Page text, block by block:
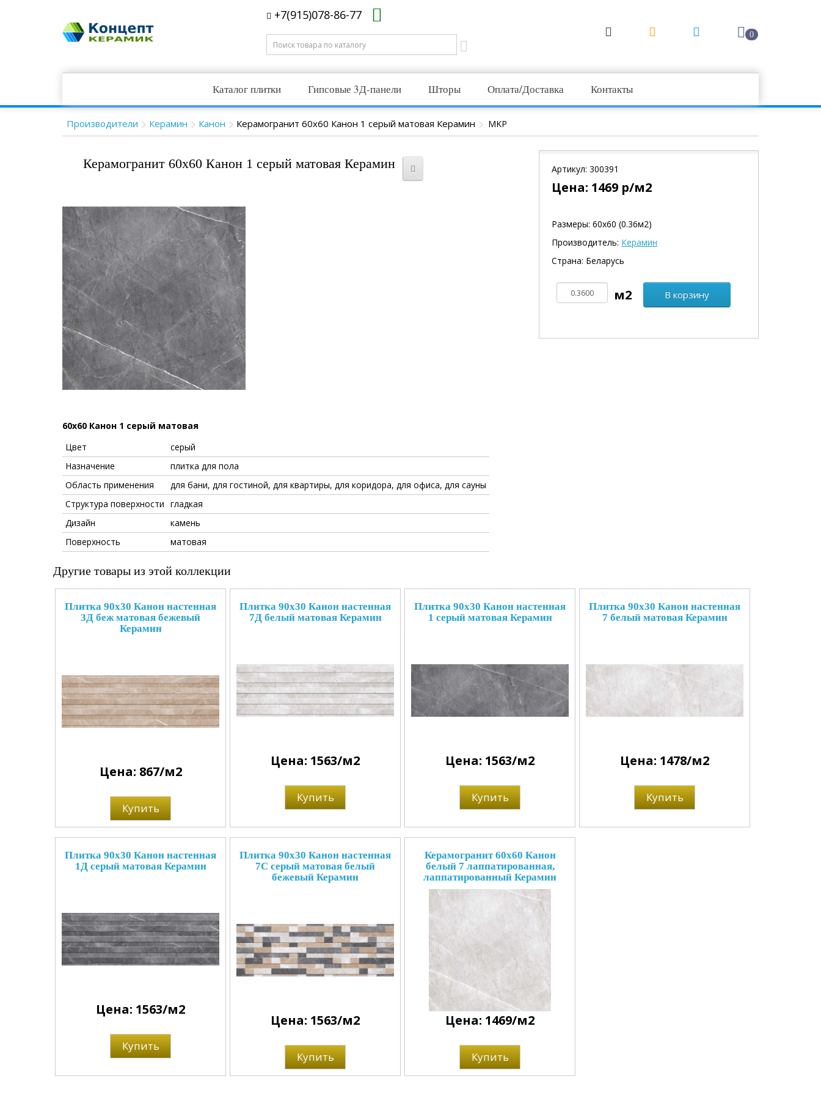
+7(915)078-86-77
0
Каталог плитки Гипсовые 3Д-панели Шторы Оплата/Доставка Контакты
Производители Керамин Канон Керамогранит 60x60 Канон 1 серый матовая Керамин MKP
Керамогранит 60x60 Канон 1 серый матовая Керамин
60x60 Канон 1 серый матовая
Цвет
серый
Назначение
плитка для пола
Область применения
для бани, для гостиной, для квартиры, для коридора, для офиса, для сауны
Структура поверхности гладкая
Дизайн
камень
Поверхность
матовая
Артикул: 300391
Цена: 1469 р/м2
Размеры: 60х60 (0.36м2)
Производитель: Керамин
Страна: Беларусь
В корзину
Другие товары из этой коллекции
Плитка 90x30 Канон настенная
3Д беж матовая бежевый
Керамин
Цена: 867/м2
Купить
Плитка 90x30 Канон настенная
7Д белый матовая Керамин
Цена: 1563/м2
Купить
Плитка 90x30 Канон настенная
1 серый матовая Керамин
Цена: 1563/м2
Купить
Плитка 90x30 Канон настенная
7 белый матовая Керамин
Цена: 1478/м2
Купить
Плитка 90x30 Канон настенная
1Д серый матовая Керамин
Цена: 1563/м2
Купить
Плитка 90x30 Канон настенная
7С серый матовая белый
бежевый Керамин
Цена: 1563/м2
Купить
Керамогранит 60x60 Канон
белый 7 лаппатированная,
лаппатированный Керамин
Цена: 1469/м2
Купить